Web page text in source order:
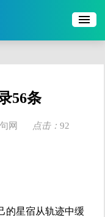
56条
网 点击： 92
的星宿从轨迹中缓